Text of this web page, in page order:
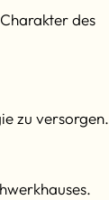
des
zu versorgen.